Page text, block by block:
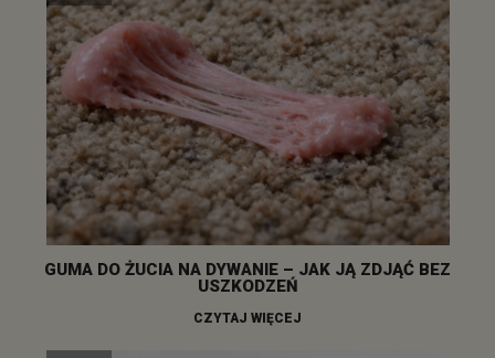
GUMA DO ŻUCIA NA DYWANIE – JAK JĄ ZDJĄĆ BEZ
USZKODZEŃ
CZYTAJ WIĘCEJ